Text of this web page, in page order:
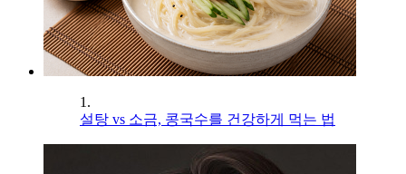
1.
설탕 vs 소금, 콩국수를 건강하게 먹는 법